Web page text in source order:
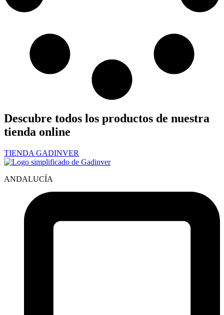
Descubre todos los productos de nuestra
tienda online
TIENDA GADINVER
ANDALUCÍA